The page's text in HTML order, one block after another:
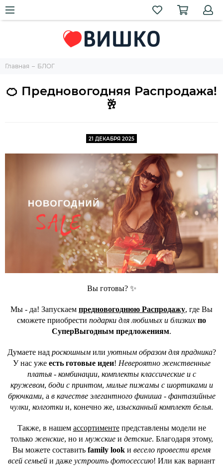
Главная БЛОГ
🍊 Предновогодняя Распродажа!
🥂
21 ДЕКАБРЯ 2025
Вы готовы? ✨
Мы - да! Запускаем предновогоднюю Распродажу, где Вы
сможете приобрести подарки для любимых и близких по
СуперВыгодным предложениям.
Думаете над роскошным или уютным образом для прадника?
У нас уже есть готовые идеи! Невероятно женственные
платья - комбинации, комплекты классические и с
кружевом, боди с принтом, милые пижамы с шортиками и
брючками, а в качестве элегантного финиша- фантазийные
чулки, колготки и, конечно же, изысканный комплект белья.
Также, в нашем ассортиментепредставлены модели не
только женские, но и мужские и детские. Благодаря этому,
Вы можете составить family look и весело провести время
всей семьей и даже устроить фотосессию! Или как вариант